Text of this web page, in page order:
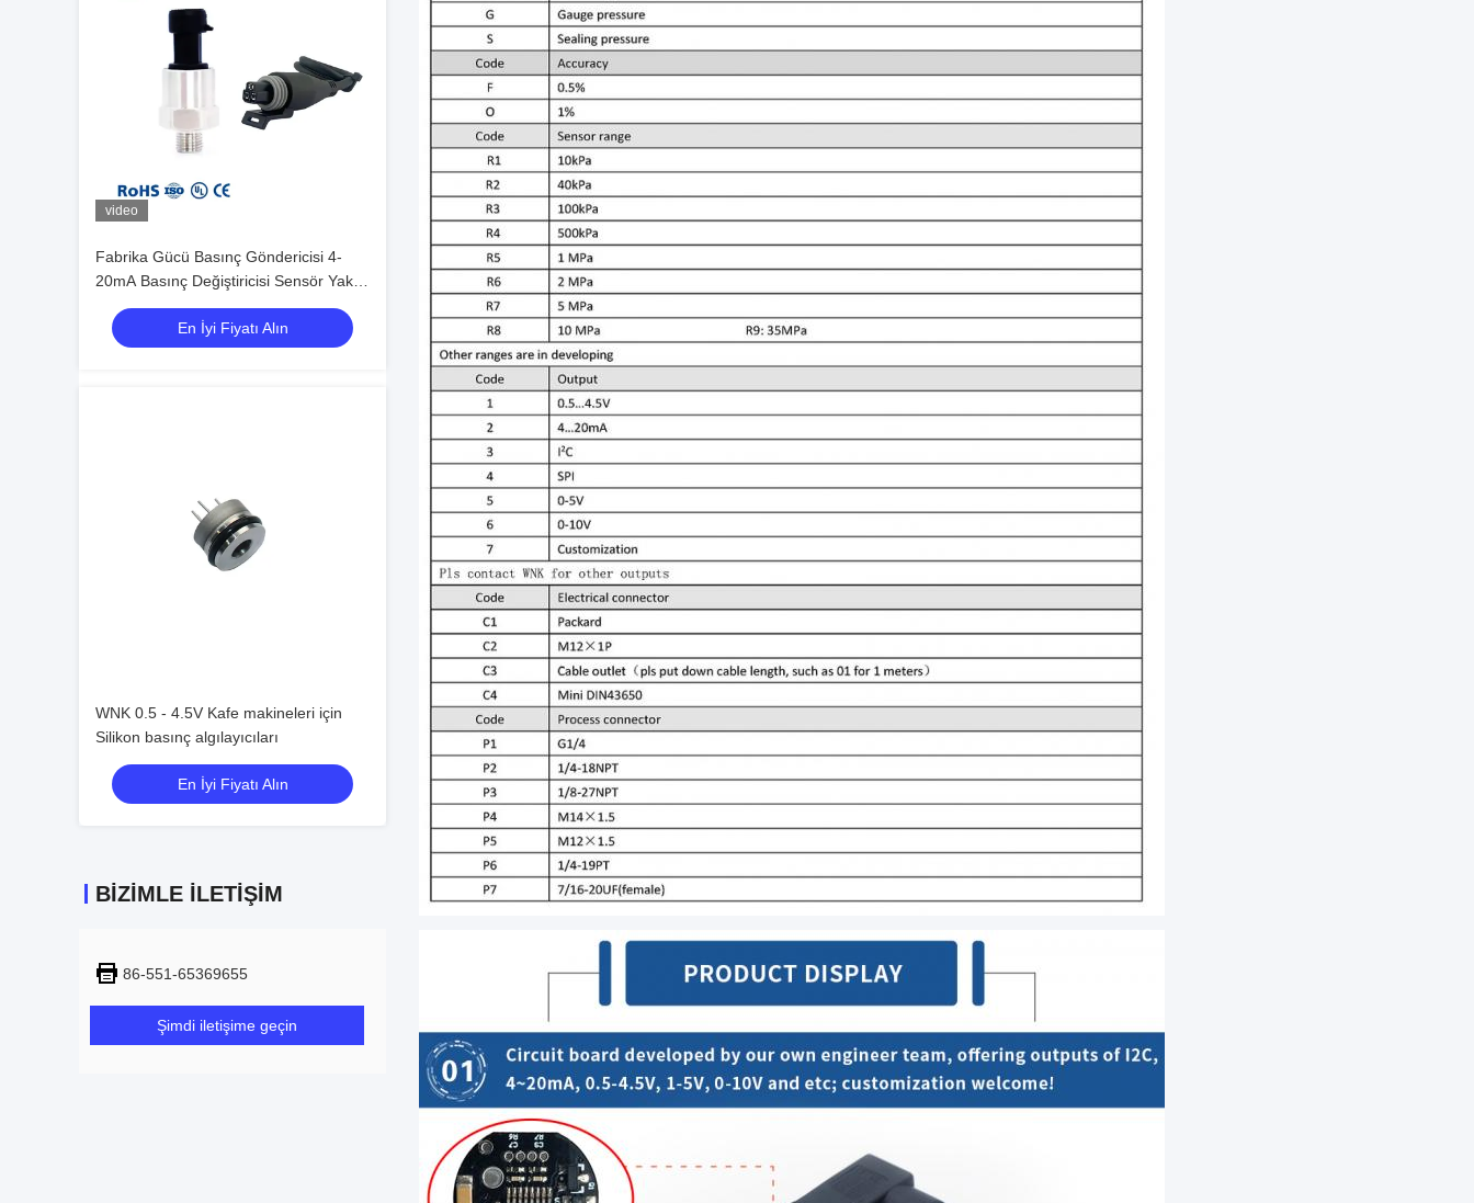
video
Fabrika Gücü Basınç Göndericisi 4-
20mA Basınç Değiştiricisi Sensör Yakıt
Basınç Sensörleri
En İyi Fiyatı Alın
WNK 0.5 - 4.5V Kafe makineleri için
Silikon basınç algılayıcıları
En İyi Fiyatı Alın
BIZIMLE İLETIŞIM
86-551-65369655
Şimdi iletişime geçin